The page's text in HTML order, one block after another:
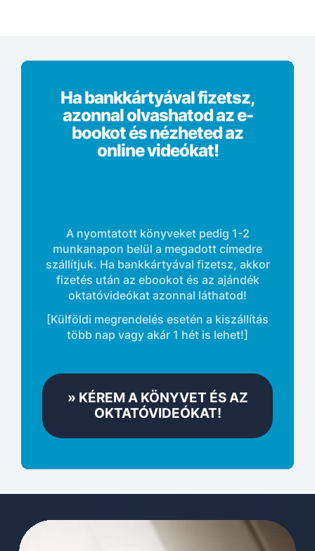
Ha bankkártyával fizetsz,
azonnal olvashatod az e-
bookot és nézheted az
online videókat!
A nyomtatott könyveket pedig 1-2
munkanapon belül a megadott címedre
szállítjuk. Ha bankkártyával fizetsz, akkor
fizetés után az ebookot és az ajándék
oktatóvideókat azonnal láthatod!
[Külföldi megrendelés esetén a kiszállítás
több nap vagy akár 1 hét is lehet!]
» KÉREM A KÖNYVET ÉS AZ
OKTATÓVIDEÓKAT!